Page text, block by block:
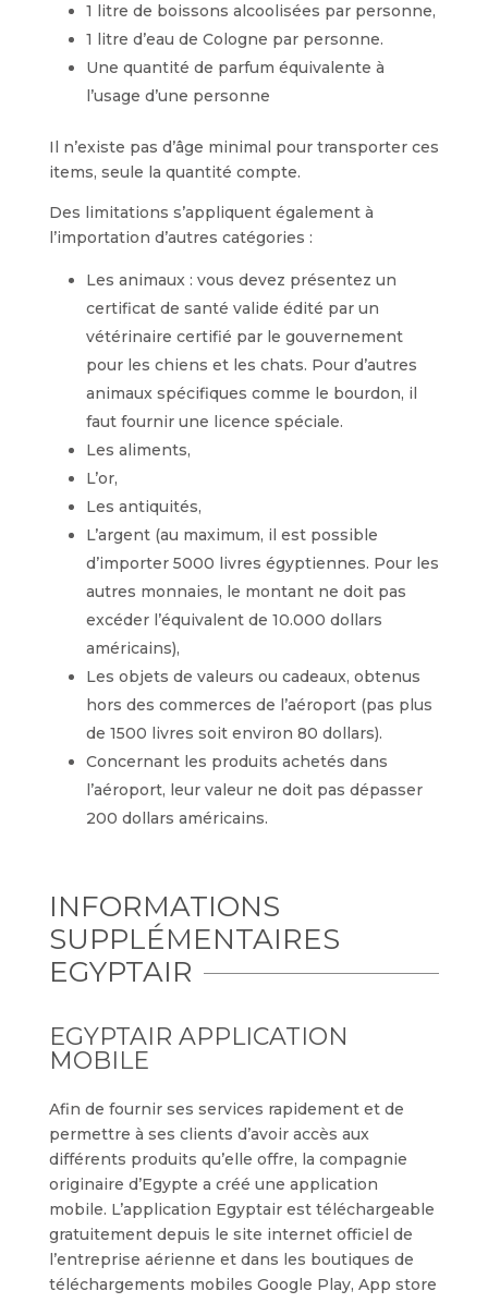
1 litre de boissons alcoolisées par personne,
1 litre d’eau de Cologne par personne.
Une quantité de parfum équivalente à
l’usage d’une personne
Il n’existe pas d’âge minimal pour transporter ces
items, seule la quantité compte.
Des limitations s’appliquent également à
l’importation d’autres catégories :
Les animaux : vous devez présentez un
certificat de santé valide édité par un
vétérinaire certifié par le gouvernement
pour les chiens et les chats. Pour d’autres
animaux spécifiques comme le bourdon, il
faut fournir une licence spéciale.
Les aliments,
L’or,
Les antiquités,
L’argent (au maximum, il est possible
d’importer 5000 livres égyptiennes. Pour les
autres monnaies, le montant ne doit pas
excéder l’équivalent de 10.000 dollars
américains),
Les objets de valeurs ou cadeaux, obtenus
hors des commerces de l’aéroport (pas plus
de 1500 livres soit environ 80 dollars).
Concernant les produits achetés dans
l’aéroport, leur valeur ne doit pas dépasser
200 dollars américains.
INFORMATIONS
SUPPLÉMENTAIRES
EGYPTAIR
EGYPTAIR APPLICATION
MOBILE
Afin de fournir ses services rapidement et de
permettre à ses clients d’avoir accès aux
différents produits qu’elle offre, la compagnie
originaire d’Egypte a créé une application
mobile. L’application Egyptair est téléchargeable
gratuitement depuis le site internet officiel de
l’entreprise aérienne et dans les boutiques de
téléchargements mobiles Google Play, App store